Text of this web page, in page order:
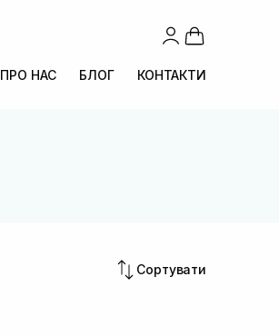
ПРО НАС БЛОГ КОНТАКТИ
Сортувати